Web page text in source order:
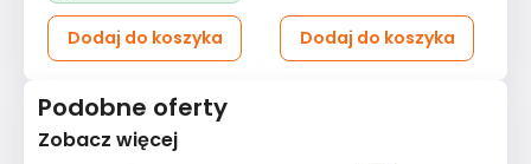
Dodaj do koszyka Dodaj do koszyka
Podobne oferty
Zobacz więcej